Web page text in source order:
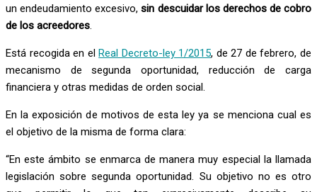
un endeudamiento excesivo,sin descuidar los derechos de cobro
de los acreedores.
Está recogida en elReal Decreto-ley 1/2015, de 27 de febrero, de
mecanismo de segunda oportunidad, reducción de carga
financiera y otras medidas de orden social.
En la exposición de motivos de esta ley ya se menciona cual es
el objetivo de la misma de forma clara:
“En este ámbito se enmarca de manera muy especial la llamada
legislación sobre segunda oportunidad. Su objetivo no es otro